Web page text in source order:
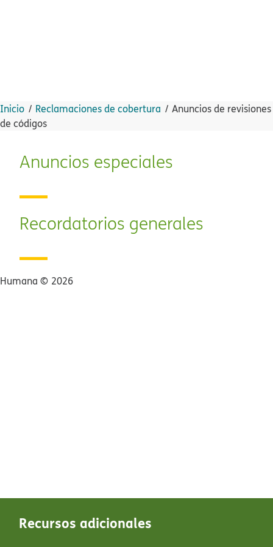
Inicio​​ Reclamaciones de cobertura​​
Anuncios de revisiones
de códigos​​
Anuncios especiales​​
Recordatorios generales​​
Recursos adicionales​​
Humana ©​​ 2026​​